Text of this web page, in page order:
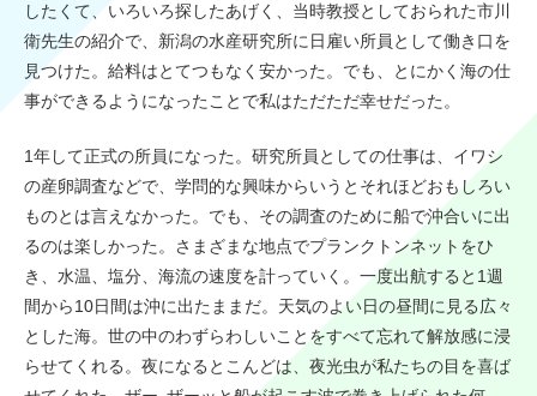
したくて、いろいろ探したあげく、当時教授としておられた市川
衛先生の紹介で、新潟の水産研究所に日雇い所員として働き口を
見つけた。給料はとてつもなく安かった。でも、とにかく海の仕
事ができるようになったことで私はただただ幸せだった。
1年して正式の所員になった。研究所員としての仕事は、イワシ
の産卵調査などで、学問的な興味からいうとそれほどおもしろい
ものとは言えなかった。でも、その調査のために船で沖合いに出
るのは楽しかった。さまざまな地点でプランクトンネットをひ
き、水温、塩分、海流の速度を計っていく。一度出航すると1週
間から10日間は沖に出たままだ。天気のよい日の昼間に見る広々
とした海。世の中のわずらわしいことをすべて忘れて解放感に浸
らせてくれる。夜になるとこんどは、夜光虫が私たちの目を喜ば